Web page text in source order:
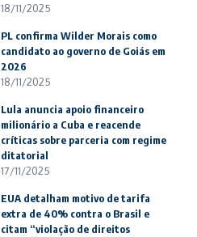
18/11/2025
PL confirma Wilder Morais como
candidato ao governo de Goiás em
2026
18/11/2025
Lula anuncia apoio financeiro
milionário a Cuba e reacende
críticas sobre parceria com regime
ditatorial
17/11/2025
EUA detalham motivo de tarifa
extra de 40% contra o Brasil e
citam “violação de direitos